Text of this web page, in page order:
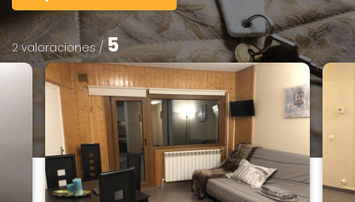
2 valoraciones /5